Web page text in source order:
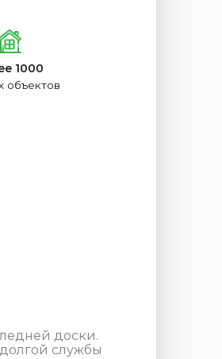
1000
объектов
доски.
службы